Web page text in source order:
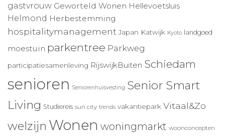
gastvrouw Geworteld Wonen Hellevoetsluis
Helmond Herbestemming
hospitalitymanagement Japan Katwijk Kyoto landgoed
moestuin parkentree Parkweg
participatiesamenleving RijswijkBuiten Schiedam
senioren Seniorenhuisvesting Senior Smart
Living Studiereis sun city trends vakantiepark Vitaal&Zo
welzijn Wonen woningmarkt woonconcepten